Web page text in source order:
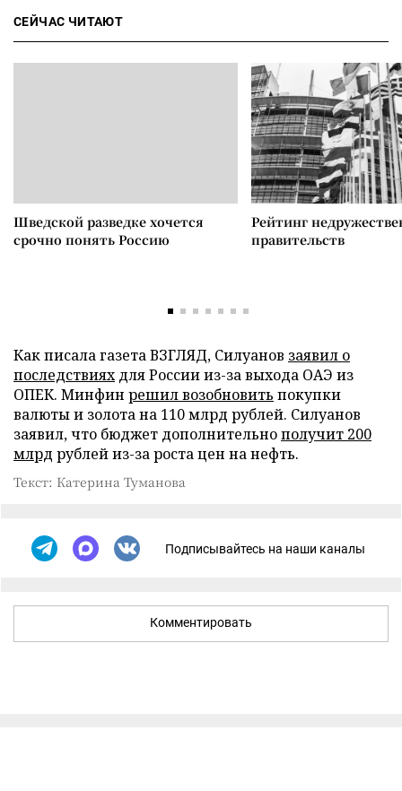
СЕЙЧАС ЧИТАЮТ
Шведской разведке хочется
срочно понять Россию
Рейтинг
правительств
Как писала газета ВЗГЛЯД, Силуанов заявил о
последствияхдля России из-за выхода ОАЭ из
ОПЕК. Минфин решил возобновить покупки
валюты и золота на 110 млрд рублей. Силуанов
заявил, что бюджет дополнительнополучит 200
млрд рублей из-за роста цен на нефть.
Текст: Катерина Туманова
Подписывайтесь на наши каналы
Комментировать